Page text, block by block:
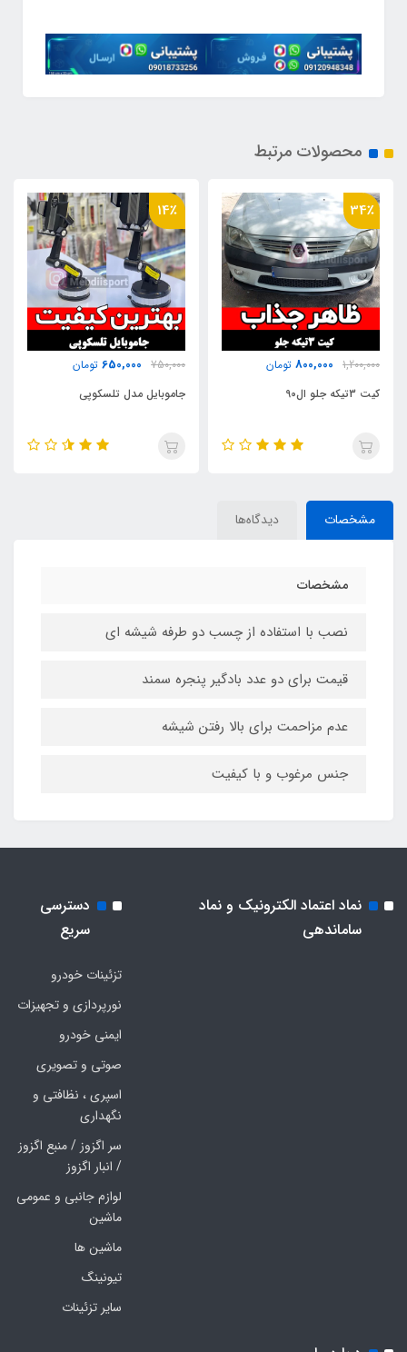
محصولات مرتبط
14٪
750,000
650,000 تومان
جاموبایل مدل تلسکوپی
29٪
350,000
250,000 تومان
زه طرح استیل دریچه کولر
مشخصات دیدگاه‌ها
مشخصات
نصب با استفاده از چسب دو طرفه شیشه ای
قیمت برای دو عدد بادگیر پنجره سمند
عدم مزاحمت برای بالا رفتن شیشه
جنس مرغوب و با کیفیت
نماد اعتماد الکترونیک و نماد
ساماندهی
دسترسی
سریع
تزئینات خودرو
نورپردازی و تجهیزات
ایمنی خودرو
صوتی و تصویری
اسپری ، نظافتی و
نگهداری
سر اگزوز / منبع اگزوز
/ انبار اگزوز
لوازم جانبی و عمومی
ماشین
ماشین ها
تیونینگ
سایر تزئینات